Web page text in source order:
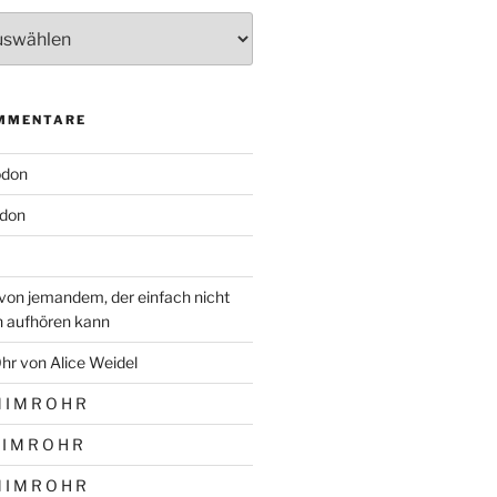
jemandem, der einfach nicht
aufhören kann
von Alice Weidel
I M R O H R
M R O H R
I M R O H R